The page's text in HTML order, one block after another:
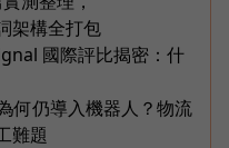
架構全打包
國際評比揭密：什
何仍導入機器人？物流
難題